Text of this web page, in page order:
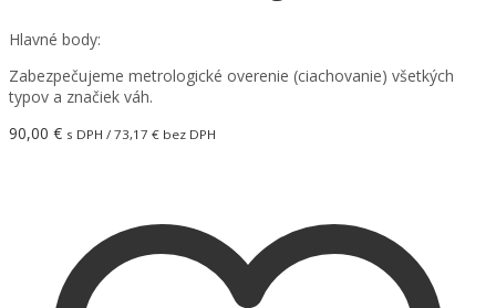
Hlavné body:
Zabezpečujeme metrologické overenie (ciachovanie) všetkých
typov a značiek váh.
90,00 € s DPH / 73,17 € bez DPH